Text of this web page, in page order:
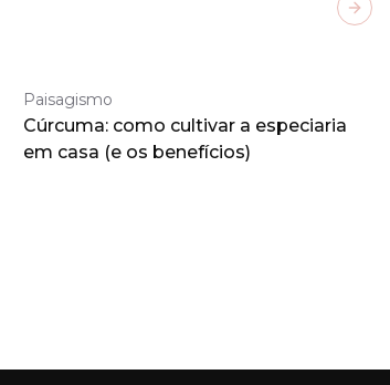
Paisagismo
Cúrcuma: como cultivar a especiaria
em casa (e os benefícios)